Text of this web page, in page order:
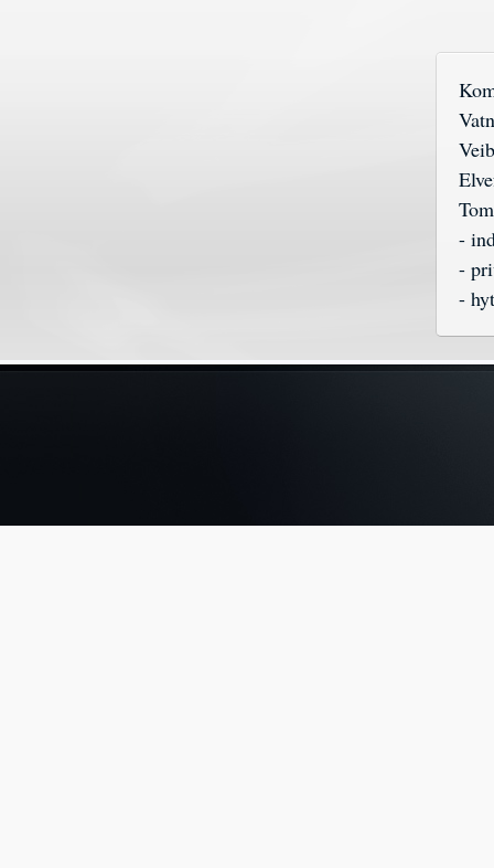
-
-
-